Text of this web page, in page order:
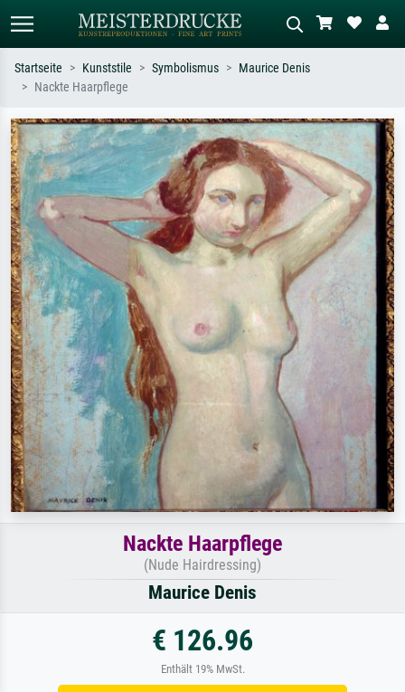
Suchen Sie nach Künstlern, Werktiteln
oder Stilen – z.B. Monet,
Sternennacht, Impressionismus, Welle
Hokusai, Akt.
Beschreiben Sie die Szene – z.B. Grüne
Wiese, Abstrakt mit viel Rot, Dunkles
Ölgemälde, Stehender Akt neben einem
Baum.
Startseite Kunststile Symbolismus
Maurice Denis
Nackte Haarpflege
Nackte Haarpflege
(Nude Hairdressing)
Maurice Denis
€ 126.96
Enthält 19% MwSt.